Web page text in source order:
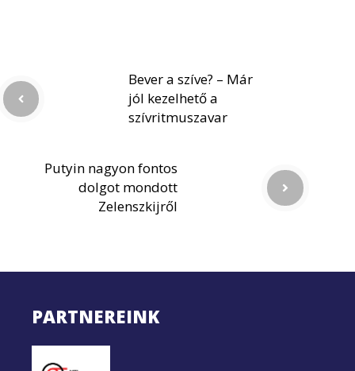
Bever a szíve? – Már
jól kezelhető a
szívritmuszavar
Putyin nagyon fontos
dolgot mondott
Zelenszkijről
PARTNEREINK